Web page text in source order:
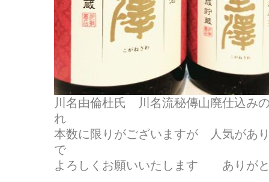
川名由倫杜氏 川名流秘傳山廃仕込み
れ
本数に限りがございますが 人気があ
で
よろしくお願いいたします ありが